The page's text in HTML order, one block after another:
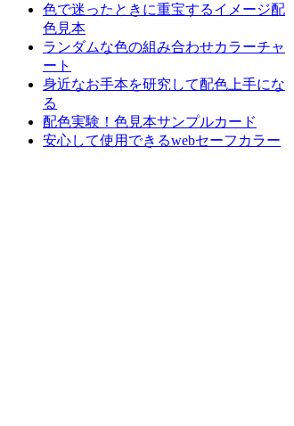
色で迷ったときに重宝するイメージ配
色見本
ランダムな色の組み合わせカラーチャ
ート
身近なお手本を研究して配色上手にな
る
配色実験！色見本サンプルカード
安心して使用できるwebセーフカラー